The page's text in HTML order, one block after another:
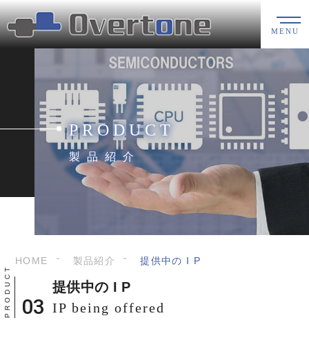
MENU
PRODUCT
製品紹介
HOME 製品紹介 提供中の ​I P
提供中の ​I P
IP being offered